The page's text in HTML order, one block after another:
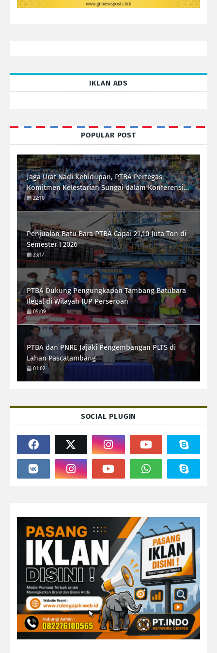
IKLAN ADS
POPULAR POST
Jaga Urat Nadi Kehidupan, PTBA Pertegas
Komitmen Kelestarian Sungai dalam Konferensi
Sungai Indonesia 2026
22:10
Penjualan Batu Bara PTBA Capai 21,10 Juta Ton di
Semester I 2026
23:17
PTBA Dukung Pengungkapan Tambang Batubara
Ilegal di Wilayah IUP Perseroan
05:09
PTBA dan PNRE Jajaki Pengembangan PLTS di
Lahan Pascatambang
01:02
SOCIAL PLUGIN